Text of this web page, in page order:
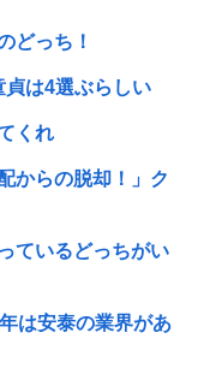
どっち！
貞は4選ぶらしい
くれ
からの脱却！」ク
ているどっちがい
は安泰の業界があ